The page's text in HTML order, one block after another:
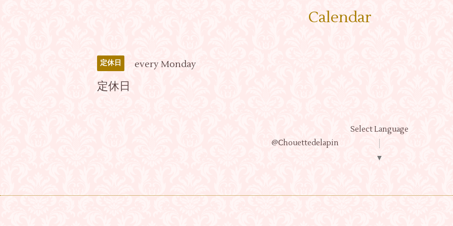
Calendar
定休日 every Monday
定休日
@Ⅽhouettedelapin
Select Language
▼